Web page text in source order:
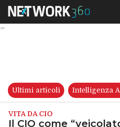
Il CIO
Ultimi articoli Intelligenza
VITA DA CIO
Il CIO come